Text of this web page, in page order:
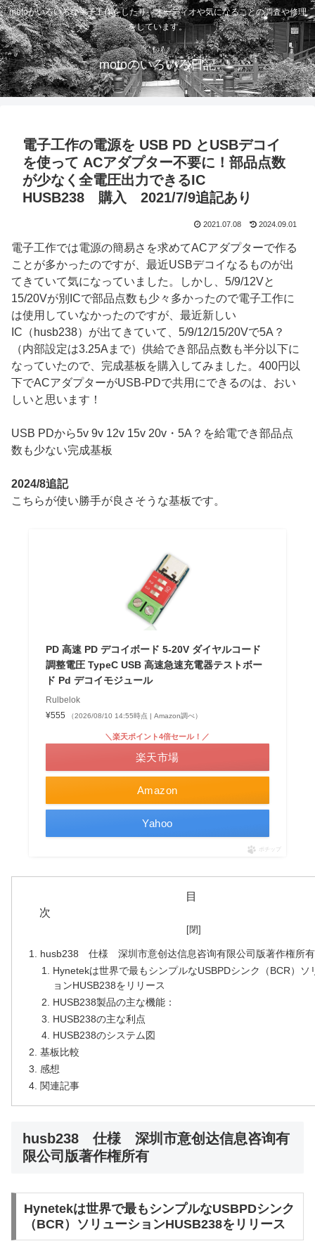
motoがいろいろな電子工作をしたり、オーディオや気になることの調査や修理
をしています。
motoのいろいろ日記
電子工作の電源を USB PD とUSBデコイ
を使って ACアダプター不要に！部品点数
が少なく全電圧出力できるIC
HUSB238 購入 2021/7/9追記あり
2021.07.08 2024.09.01
電子工作では電源の簡易さを求めてACアダプターで作る
ことが多かったのですが、最近USBデコイなるものが出
てきていて気になっていました。しかし、5/9/12Vと
15/20Vが別ICで部品点数も少々多かったので電子工作に
は使用していなかったのですが、最近新しい
IC（husb238）が出てきていて、5/9/12/15/20Vで5A？
（内部設定は3.25Aまで）供給でき部品点数も半分以下に
なっていたので、完成基板を購入してみました。400円以
下でACアダプターがUSB-PDで共用にできるのは、おい
しいと思います！
USB PDから5v 9v 12v 15v 20v・5A？を給電でき部品点
数も少ない完成基板
2024/8追記
こちらが使い勝手が良さそうな基板です。
PD 高速 PD デコイボード 5-20V ダイヤルコード
調整電圧 TypeC USB 高速急速充電器テストボー
ド Pd デコイモジュール
Rulbelok
¥555
（2026/08/10 14:55時点 | Amazon調べ）
Amazon
＼楽天ポイント4倍セール！／
楽天市場
Yahoo
ポチップ
目
husb238 仕様 深圳市意创达信息咨询有限公司版著作権所有
Hynetekは世界で最もシンプルなUSBPDシンク（BCR）ソ
ョンHUSB238をリリース
HUSB238製品の主な機能：
HUSB238の主な利点
HUSB238のシステム図
基板比較
感想
関連記事
husb238 仕様 深圳市意创达信息咨询有
限公司版著作権所有
Hynetekは世界で最もシンプルなUSBPDシンク
（BCR）ソリューションHUSB238をリリース